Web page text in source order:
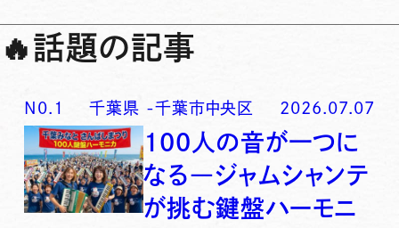
🔥話題の記事
N0. 1 千葉県 -千葉市中央区 2026.07.07
100人の音が一つに
なる―ジャムシャンテ
が挑む鍵盤ハーモニ